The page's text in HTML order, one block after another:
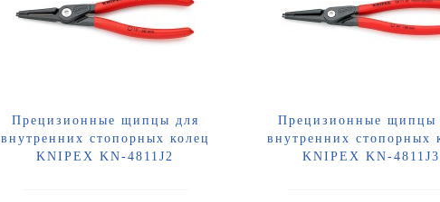
Прецизионные щипцы для
внутренних стопорных колец
KNIPEX KN-4811J2
Прецизионные щипцы
внутренних стопорных
KNIPEX KN-4811J3